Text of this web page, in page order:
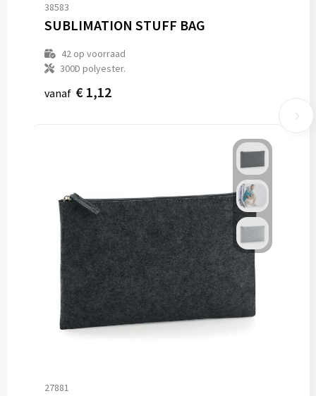
38583
SUBLIMATION STUFF BAG
42op voorraad
300D polyester.
vanaf € 1,12
27881